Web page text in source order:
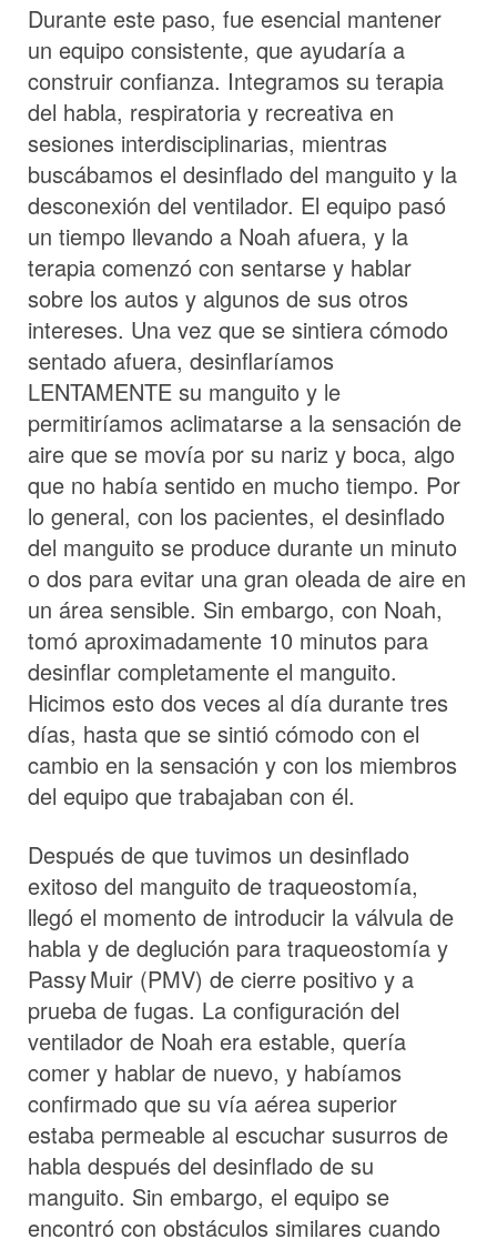
Durante este paso, fue esencial mantener
un equipo consistente, que ayudaría a
construir confianza. Integramos su terapia
del habla, respiratoria y recreativa en
sesiones interdisciplinarias, mientras
buscábamos el desinflado del manguito y la
desconexión del ventilador. El equipo pasó
un tiempo llevando a Noah afuera, y la
terapia comenzó con sentarse y hablar
sobre los autos y algunos de sus otros
intereses. Una vez que se sintiera cómodo
sentado afuera, desinflaríamos
LENTAMENTE su manguito y le
permitiríamos aclimatarse a la sensación de
aire que se movía por su nariz y boca, algo
que no había sentido en mucho tiempo. Por
lo general, con los pacientes, el desinflado
del manguito se produce durante un minuto
o dos para evitar una gran oleada de aire en
un área sensible. Sin embargo, con Noah,
tomó aproximadamente 10 minutos para
desinflar completamente el manguito.
Hicimos esto dos veces al día durante tres
días, hasta que se sintió cómodo con el
cambio en la sensación y con los miembros
del equipo que trabajaban con él.
Después de que tuvimos un desinflado
exitoso del manguito de traqueostomía,
llegó el momento de introducir la válvula de
habla y de deglución para traqueostomía y
Passy Muir (PMV) de cierre positivo y a
prueba de fugas. La configuración del
ventilador de Noah era estable, quería
comer y hablar de nuevo, y habíamos
confirmado que su vía aérea superior
estaba permeable al escuchar susurros de
habla después del desinflado de su
manguito. Sin embargo, el equipo se
encontró con obstáculos similares cuando